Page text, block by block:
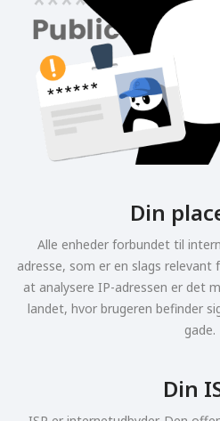
Din
Alle enheder forbundet til
adresse, som er en slags relevant
at analysere IP-adressen er det
landet, hvor brugeren befinder
gade.
Din